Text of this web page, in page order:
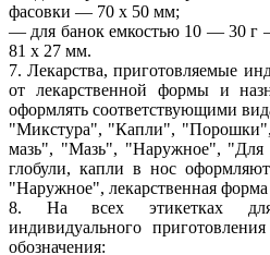
фасовки — 70 х 50 мм;
— для банок емкостью 10 — 30
81 х 27 мм.
7. Лекарства, приготовляемые
от лекарственной формы и
оформлять соответствующими
"Микстура", "Капли", "Порошки",
мазь", "Мазь", "Наружное", "Для
глобули, капли в нос
"Наружное", лекарственная форма
8. На всех этикетках для
индивидуального
обозначения: